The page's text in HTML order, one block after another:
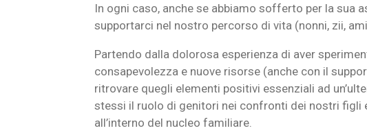
In ogni caso, anche se abbiamo sofferto per la sua
supportarci nel nostro percorso di vita (nonni, zii,
Partendo dalla dolorosa esperienza di aver
consapevolezza e nuove risorse (anche con il
ritrovare quegli elementi positivi essenziali ad
stessi il ruolo di genitori nei confronti dei nostri figli
all’interno del nucleo familiare.